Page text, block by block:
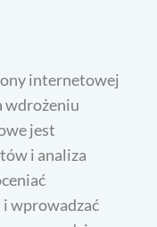
internetowej
wdrożeniu
jest
i analiza
i wprowadzać